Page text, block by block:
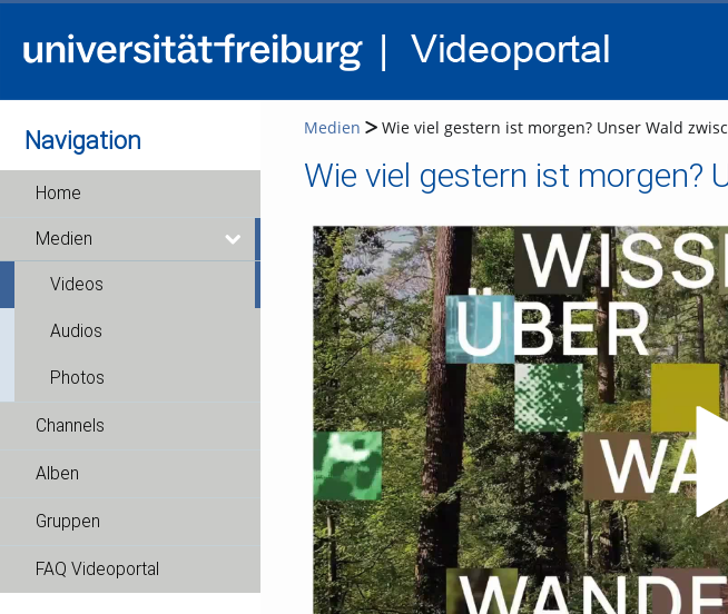
Navigation
Home
Medien
Videos
Audios
Photos
Channels
Alben
Gruppen
FAQ Videoportal
Medien Wie viel gestern ist morgen? Unser Wald